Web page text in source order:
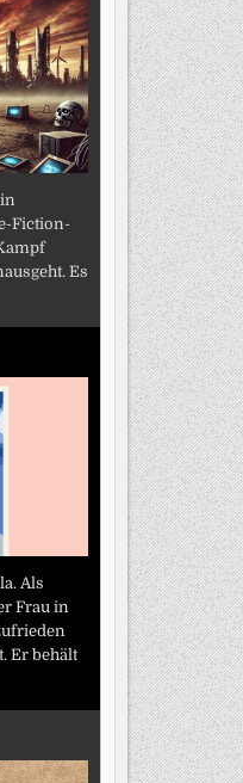
Fiction-
Es
Als
Frau in
Er behält